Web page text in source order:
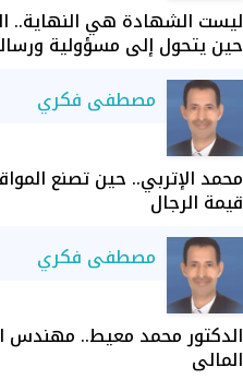
ليست الشهادة هي النهاية..
حين يتحول إلى مسؤولية
مصطفى فكري
محمد الإتربي.. حين تصنع
قيمة الرجال
مصطفى فكري
الدكتور محمد معيط.. مهندس
المالي